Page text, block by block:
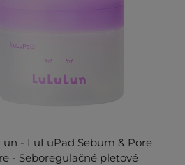
- LuLuPad Sebum & Pore
- Seboregulačné pleťové